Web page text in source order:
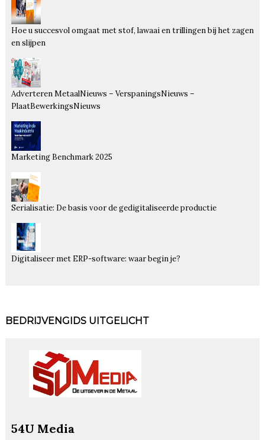
Hoe u succesvol omgaat met stof, lawaai en trillingen bij het zagen
en slijpen
Adverteren MetaalNieuws – VerspaningsNieuws –
PlaatBewerkingsNieuws
Marketing Benchmark 2025
Serialisatie: De basis voor de gedigitaliseerde productie
Digitaliseer met ERP-software: waar begin je?
BEDRIJVENGIDS UITGELICHT
54U Media